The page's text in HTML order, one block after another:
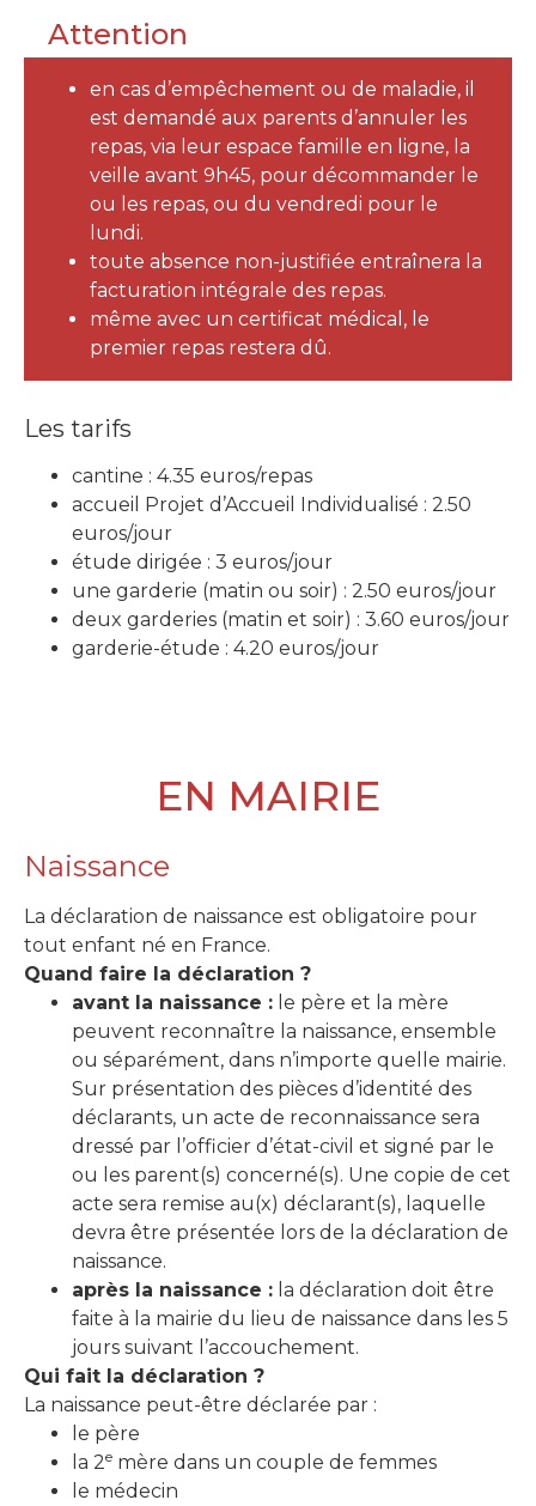
Attention
en cas d’empêchement ou de maladie, il
est demandé aux parents d’annuler les
repas, via leur espace famille en ligne, la
veille avant 9h45, pour décommander le
ou les repas, ou du vendredi pour le
lundi.
toute absence non-justifiée entraînera la
facturation intégrale des repas.
même avec un certificat médical, le
premier repas restera dû.
Les tarifs
cantine : 4.35 euros/repas
accueil Projet d’Accueil Individualisé : 2.50
euros/jour
étude dirigée : 3 euros/jour
une garderie (matin ou soir) : 2.50 euros/jour
deux garderies (matin et soir) : 3.60 euros/jour
garderie-étude : 4.20 euros/jour
EN MAIRIE
Naissance
La déclaration de naissance est obligatoire pour
tout enfant né en France.
Quand faire la déclaration ?
avant la naissance : le père et la mère
peuvent reconnaître la naissance, ensemble
ou séparément, dans n’importe quelle mairie.
Sur présentation des pièces d’identité des
déclarants, un acte de reconnaissance sera
dressé par l’officier d’état-civil et signé par le
ou les parent(s) concerné(s). Une copie de cet
acte sera remise au(x) déclarant(s), laquelle
devra être présentée lors de la déclaration de
naissance.
après la naissance : la déclaration doit être
faite à la mairie du lieu de naissance dans les 5
jours suivant l’accouchement.
Qui fait la déclaration ?
La naissance peut-être déclarée par :
le père
la 2e mère dans un couple de femmes
le médecin